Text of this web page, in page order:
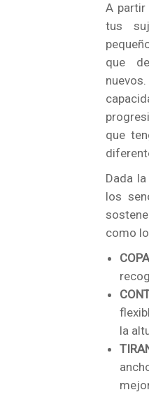
A
tus
que
que
Dada
los
como
COPA
la